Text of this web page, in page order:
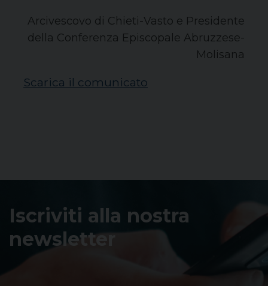
Arcivescovo di Chieti-Vasto e Presidente
della Conferenza Episcopale Abruzzese-
Molisana
Scarica il comunicato
Iscriviti alla nostra
newsletter